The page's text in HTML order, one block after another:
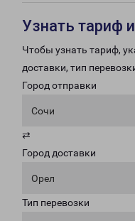
Узнать тариф
Чтобы узнать тариф,
доставки, тип
Город отправки
Сочи
⇄
Город доставки
Орел
Тип перевозки